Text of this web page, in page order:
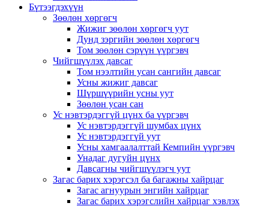
Бүтээгдэхүүн
Зөөлөн хөргөгч
Жижиг зөөлөн хөргөгч уут
Дунд зэргийн зөөлөн хөргөгч
Том зөөлөн сэрүүн үүргэвч
Чийгшүүлэх давсаг
Том нээлтийн усан сангийн давсаг
Усны жижиг давсаг
Шүршүүрийн усны уут
Зөөлөн усан сан
Ус нэвтэрдэггүй цүнх ба үүргэвч
Ус нэвтэрдэггүй шумбах цүнх
Ус нэвтэрдэггүй уут
Усны хамгаалалттай Кемпийн үүргэвч
Унадаг дугуйн цүнх
Давсагны чийгшүүлэгч уут
Загас барих хэрэгсэл ба багажны хайрцаг
Загас агнуурын энгийн хайрцаг
Загас барих хэрэгслийн хайрцаг хэвлэх